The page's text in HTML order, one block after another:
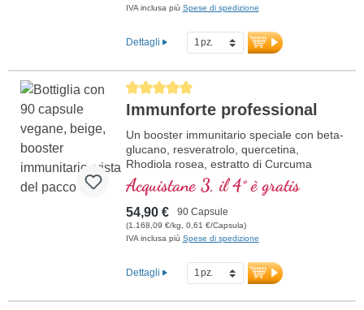
IVA inclusa più Spese di spedizione
Dettagli
Average rating of 5 out of 5 stars
Immunforte professional
Un booster immunitario speciale con beta-
glucano, resveratrolo, quercetina,
Rhodiola rosea, estratto di Curcuma
longa, EGCG ed estratto di piperina.
Vitamina D3, vitamina C, selenio e zinco
supportano un sistema immunitario sano.
Acquistane 3, il 4° è gratis
54,90 € 90 Capsule
(1.168,09 €/kg, 0,61 €/Capsula)
IVA inclusa più Spese di spedizione
Dettagli